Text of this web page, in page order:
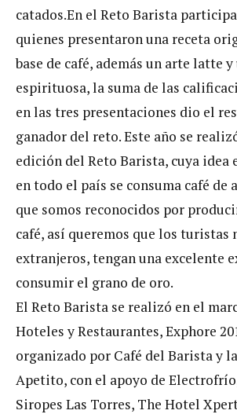
catados.En el Reto Barista
quienes presentaron una receta
base de café, además un arte latte
espirituosa, la suma de las
en las tres presentaciones dio el
ganador del reto. Este año se
edición del Reto Barista, cuya idea
en todo el país se consuma café de
que somos reconocidos por
café, así queremos que los turistas
extranjeros, tengan una excelente
consumir el grano de oro.
El Reto Barista se realizó en el
Hoteles y Restaurantes, Exphore
organizado por Café del Barista y
Apetito, con el apoyo de
Siropes Las Torres, The Hotel